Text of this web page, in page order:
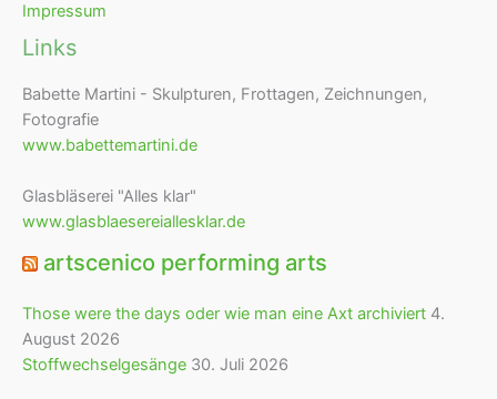
Impressum
Links
Babette Martini - Skulpturen, Frottagen, Zeichnungen,
Fotografie
www.babettemartini.de
Glasbläserei "Alles klar"
www.glasblaesereiallesklar.de
artscenico performing arts
Those were the days oder wie man eine Axt archiviert 4.
August 2026
Stoffwechselgesänge 30. Juli 2026